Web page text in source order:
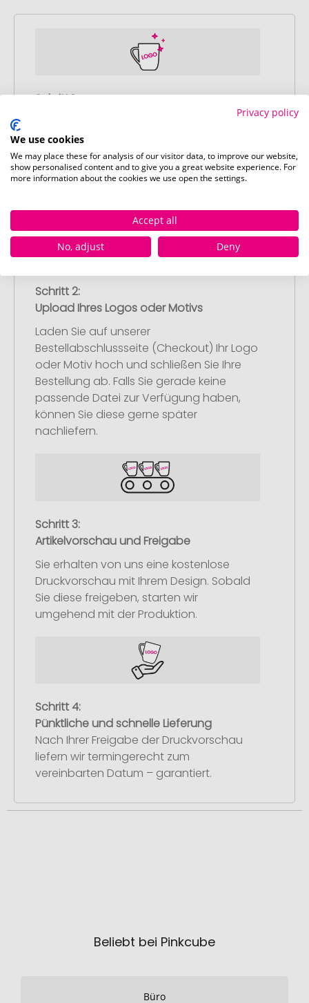
Schritt 1:
Wählen Sie Ihre gewünschten
Werbeartikel aus und passen Sie diese
nach Ihren Vorstellungen an.
Anschließend legen Sie die konfigurierten
Schritt 2:
Upload Ihres Logos oder Motivs
Laden Sie auf unserer
Bestellabschlussseite (Checkout) Ihr Logo
oder Motiv hoch und schließen Sie Ihre
Bestellung ab. Falls Sie gerade keine
passende Datei zur Verfügung haben,
können Sie diese gerne später
nachliefern.
Schritt 3:
Artikelvorschau und Freigabe
Sie erhalten von uns eine kostenlose
Druckvorschau mit Ihrem Design. Sobald
Sie diese freigeben, starten wir
umgehend mit der Produktion.
Schritt 4:
Pünktliche und schnelle Lieferung
Nach Ihrer Freigabe der Druckvorschau
liefern wir termingerecht zum
vereinbarten Datum – garantiert.
Beliebt bei Pinkcube
Büro
Privacy policy
We use cookies
We may place these for analysis of our visitor data, to improve our website,
show personalised content and to give you a great website experience. For
more information about the cookies we use open the settings.
Accept all
No, adjust
Deny